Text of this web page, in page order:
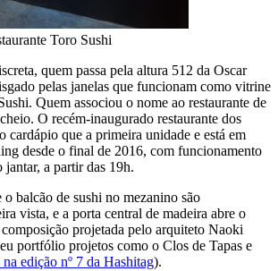
Toro Sushi
quem passa pela altura 512 da Oscar
pelas janelas que funcionam como vitrine
Quem associou o nome ao restaurante de
O recém-inaugurado restaurante dos
cardápio que a primeira unidade e está em
desde o final de 2016, com funcionamento
jantar, a partir das 19h.
o balcão de sushi no mezanino são
vista, e a porta central de madeira abre o
projetada pelo arquiteto Naoki
portfólio projetos como o Clos de Tapas e
edição nº 7 da Hashitag).